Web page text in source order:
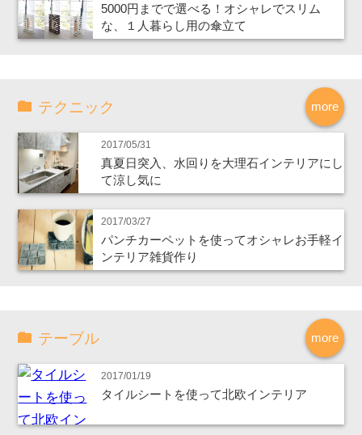
5000円までで選べる！オシャレでスリム
な、１人暮らし用の傘立て
more
テクニック
2017/05/31
真夏日突入、水回りを大理石インテリアにし
て涼し気に
2017/03/27
パンチカーペットを使ってオシャレお手軽イ
ンテリア雑貨作り
more
テーブル
2017/01/19
タイルシートを使って北欧インテリア